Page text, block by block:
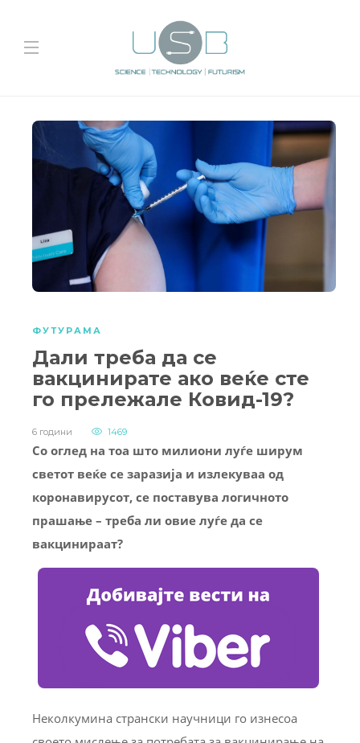
ФУТУРАМА
Дали треба да се
вакцинирате ако веќе сте
го прележале Ковид-19?
6 години 1469
Со оглед на тоа што милиони луѓе ширум
светот веќе се заразија и излекуваа од
коронавирусот, се поставува логичното
прашање – треба ли овие луѓе да се
вакцинираат?
Неколкумина странски научници го изнесоа